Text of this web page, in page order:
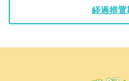
経過措置